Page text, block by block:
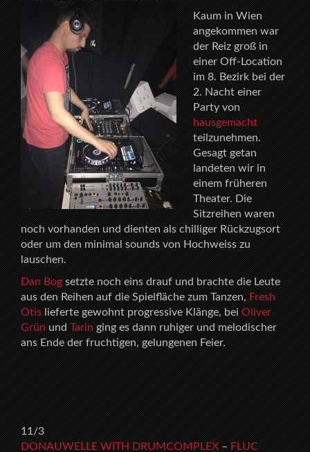
Kaum in Wien
angekommen war
der Reiz groß in
einer Off-Location
im 8. Bezirk bei der
2. Nacht einer
Party von
hausgemacht
teilzunehmen.
Gesagt getan
landeten wir in
einem früheren
Theater. Die
Sitzreihen waren
noch vorhanden und dienten als chilliger Rückzugsort
oder um den minimal sounds von Hochweiss zu
lauschen.
Dan Bogsetzte noch eins drauf und brachte die Leute
aus den Reihen auf die Spielfläche zum Tanzen,Fresh
Otislieferte gewohnt progressive Klänge, beiOliver
GrünundTaringing es dann ruhiger und melodischer
ans Ende der fruchtigen, gelungenen Feier.
11/3
DONAUWELLE WITH DRUMCOMPLEX–FLUC